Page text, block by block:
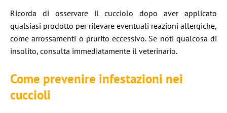
Ricorda di osservare il cucciolo dopo aver applicato
qualsiasi prodotto per rilevare eventuali reazioni allergiche,
come arrossamenti o prurito eccessivo. Se noti qualcosa di
insolito, consulta immediatamente il veterinario.
Come prevenire infestazioni nei
cuccioli